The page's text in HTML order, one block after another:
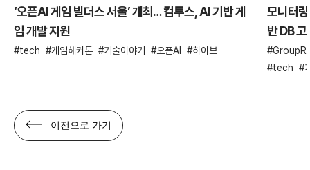
‘오픈AI 게임 빌더스 서울’ 개최… 컴투스, AI 기반 게
임 개발 지원
tech 게임해커톤 기술이야기 오픈AI 하이브
모니터
반 DB
tech
이전으로 가기